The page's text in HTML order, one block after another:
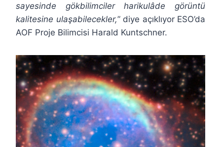
sayesinde gökbilimciler harikulâde görüntü
kalitesine ulaşabilecekler,” diye açıklıyor ESO’da
AOF Proje Bilimcisi Harald Kuntschner.